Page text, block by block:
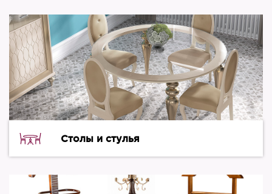
Столы и стулья